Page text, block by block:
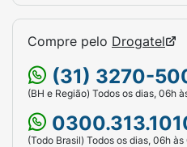
Compre pelo Drogatel
(31) 3270-
(BH e Região) Todos os dias, 06h
(Todo Brasil) Todos os dias, 06h